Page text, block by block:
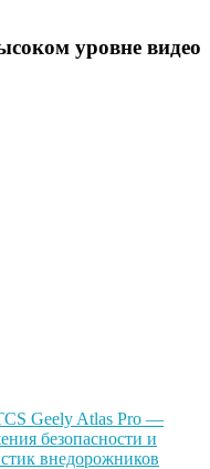
уровне видео
Geely Atlas Pro —
безопасности и
внедорожников